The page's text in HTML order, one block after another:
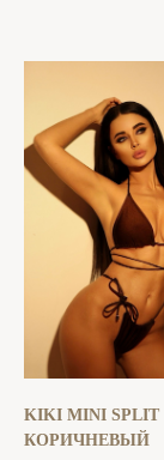
KIKI MINI SPLIT
КОРИЧНЕВЫЙ